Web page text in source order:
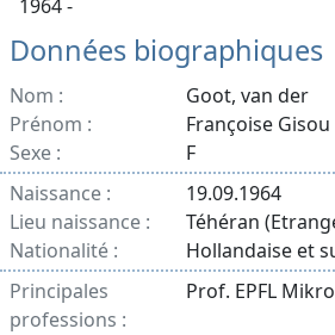
1964 -
Données biographiques
Nom :
Goot, van der
Prénom :
Françoise Gisou
Sexe :
F
Naissance :
19.09.1964
Lieu naissance :
Téhéran
Nationalité :
Hollandaise et
Principales
professions :
Prof. EPFL